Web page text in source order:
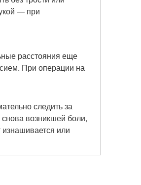
— при
расстояния еще
При операции на
следить за
возникшей боли,
или